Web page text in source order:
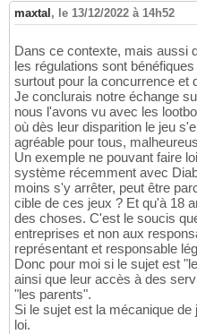
maxtal , le 13/12/2022 à 14h52
Dans ce contexte, mais aussi
les régulations sont
surtout pour la concurrence et
Je conclurais notre échange
nous l'avons vu avec les
où dès leur disparition le jeu
agréable pour tous,
Un exemple ne pouvant faire
système récemment avec
moins s'y arrêter, peut être
cible de ces jeux ? Et qu'à 18
des choses. C'est le soucis
entreprises et non aux
représentant et responsable
Donc pour moi si le sujet est
ainsi que leur accès à des
"les parents".
Si le sujet est la mécanique
loi.